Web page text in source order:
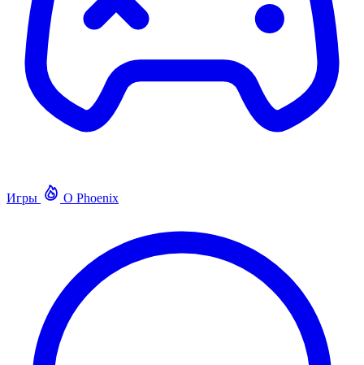
Игры О Phoenix